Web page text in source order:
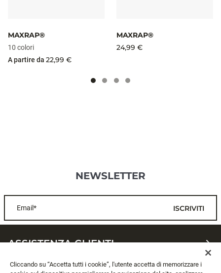
MAXRAP®
10 colori
A partire da 22,99 €
MAXRAP®
24,99 €
NEWSLETTER
Email* ISCRIVITI
ASSISTENZA CLIENTI
CHI SIAMO
Cliccando su “Accetta tutti i cookie”, l'utente accetta di memorizzare i